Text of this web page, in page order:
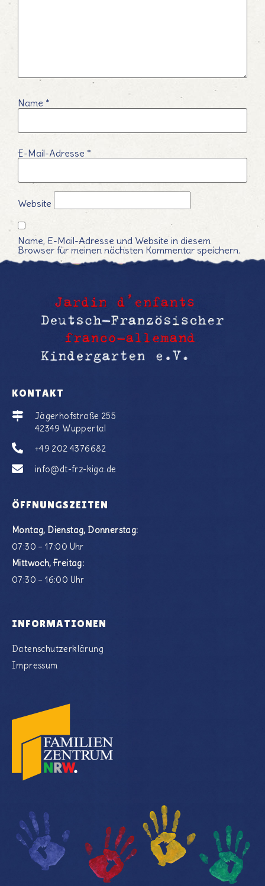
Name *
E-Mail-Adresse *
Website
Name, E-Mail-Adresse und Website in diesem
Browser für meinen nächsten Kommentar speichern.
KONTAKT
Jägerhofstraße 255
42349 Wuppertal
+49 202 4376682
info@dt-frz-kiga.de
ÖFFNUNGSZEITEN
Montag, Dienstag, Donnerstag:
07:30 – 17:00 Uhr
Mittwoch, Freitag:
07:30 – 16:00 Uhr
INFORMATIONEN
Datenschutzerklärung
Impressum